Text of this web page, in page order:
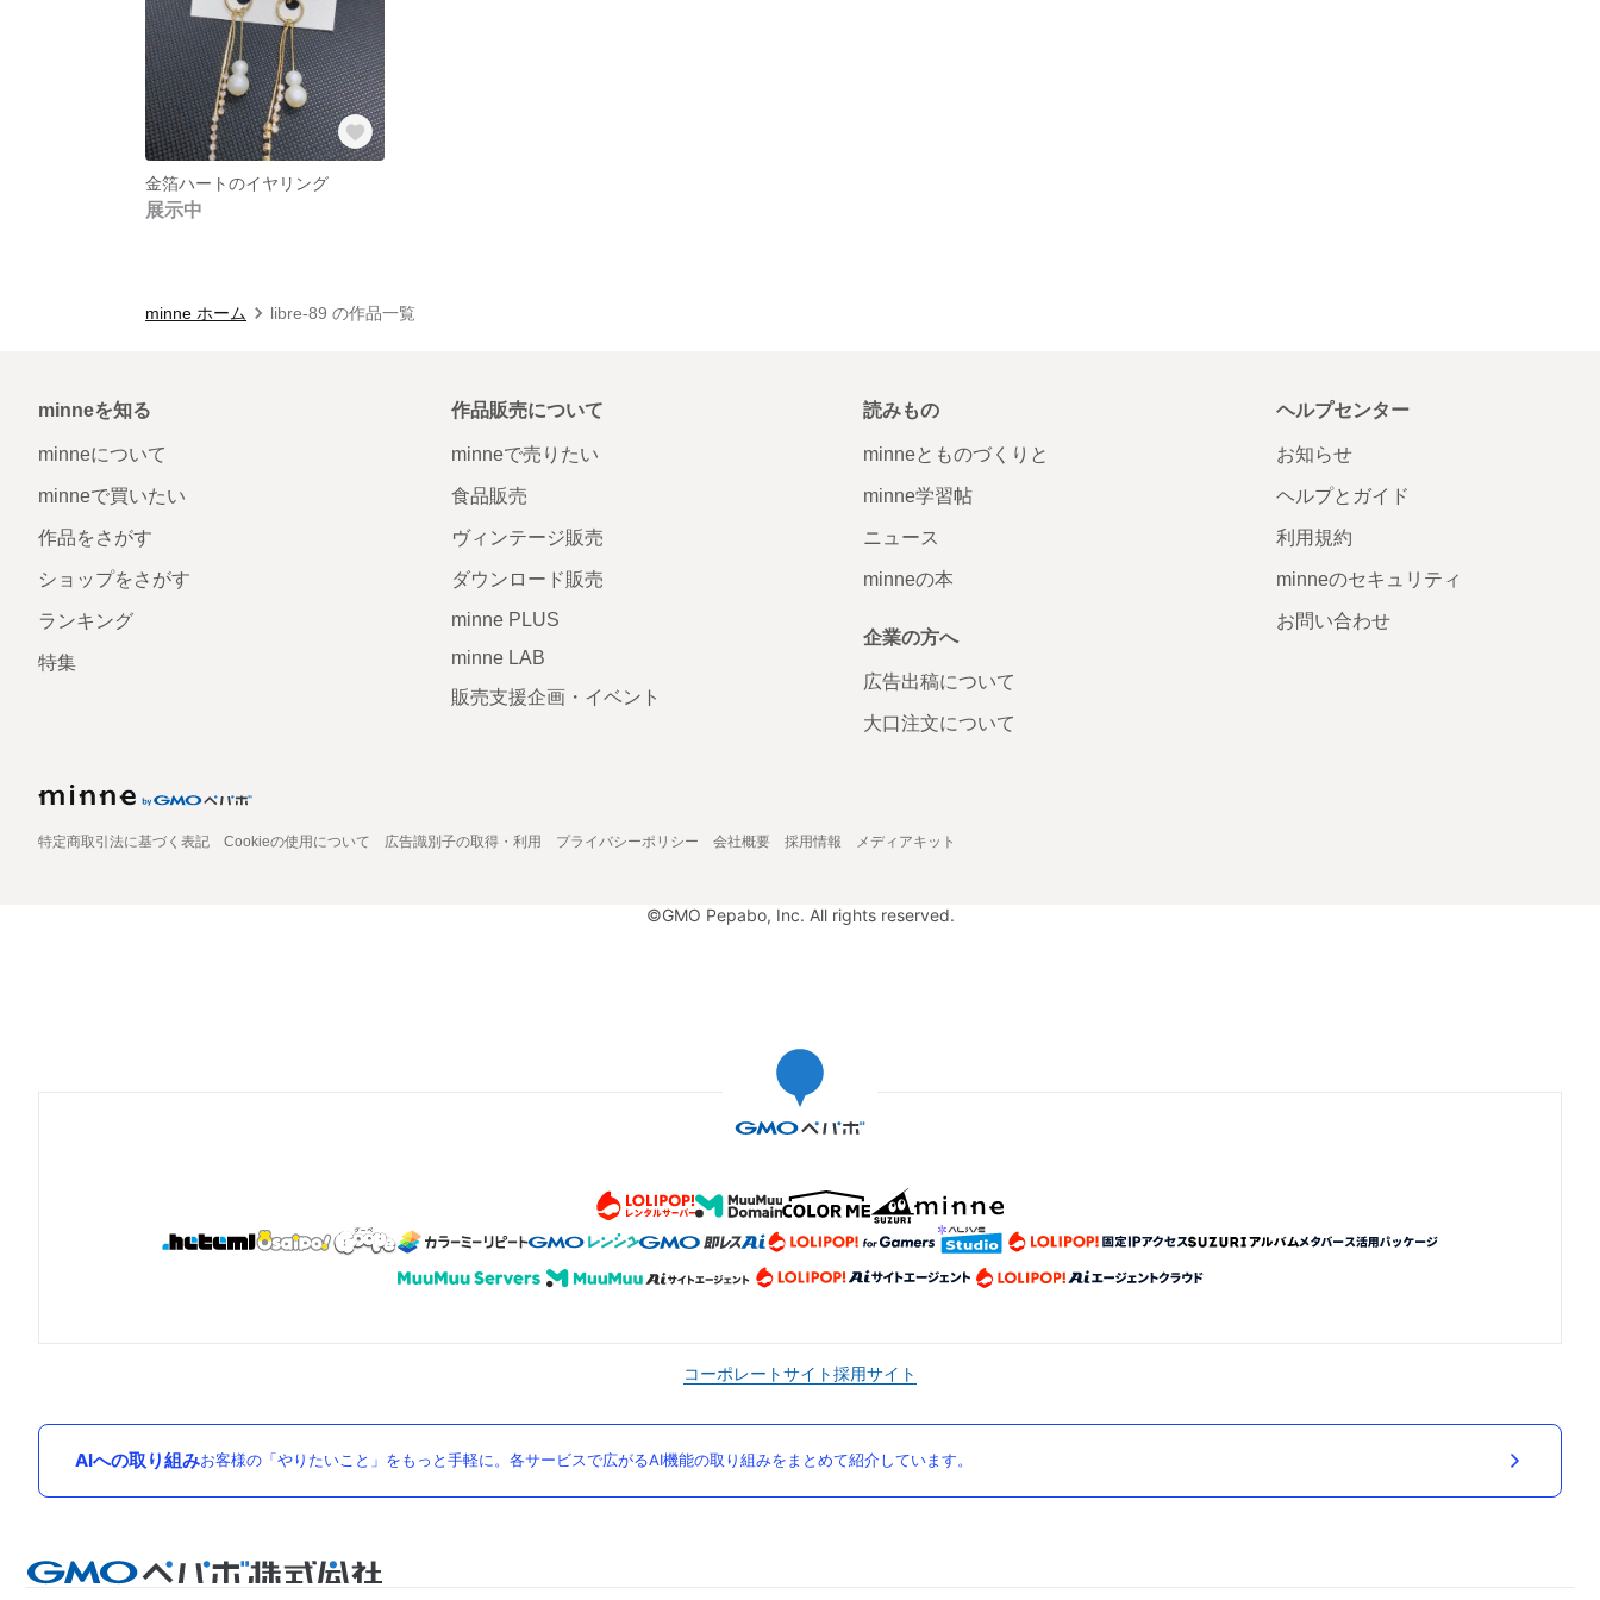
金箔ハートのイヤリング
展示中
minne ホーム libre-89 の作品一覧
minneを知る
minneについて
minneで買いたい
作品をさがす
ショップをさがす
ランキング
特集
作品販売について
minneで売りたい
食品販売
ヴィンテージ販売
ダウンロード販売
minne PLUS
minne LAB
販売支援企画・イベント
読みもの
minneとものづくりと
minne学習帖
ニュース
minneの本
企業の方へ
広告出稿について
大口注文について
ヘルプセンター
お知らせ
ヘルプとガイド
利用規約
minneのセキュリティ
お問い合わせ
特定商取引法に基づく表記 Cookieの使用について 広告識別子の取得・利用 プライバシーポリシー 会社概要 採用情報 メディアキット
©GMO Pepabo, Inc. All rights reserved.
コーポレートサイト採用サイト
AIへの取り組みお客様の「やりたいこと」をもっと手軽に。各サービスで広がるAI機能の取り組みをまとめて紹介しています。